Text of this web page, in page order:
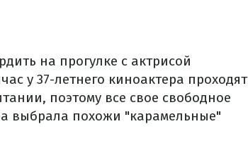
на прогулке с актрисой
у 37-летнего киноактера проходят
поэтому все свое свободное
выбрала похожи "карамельные"